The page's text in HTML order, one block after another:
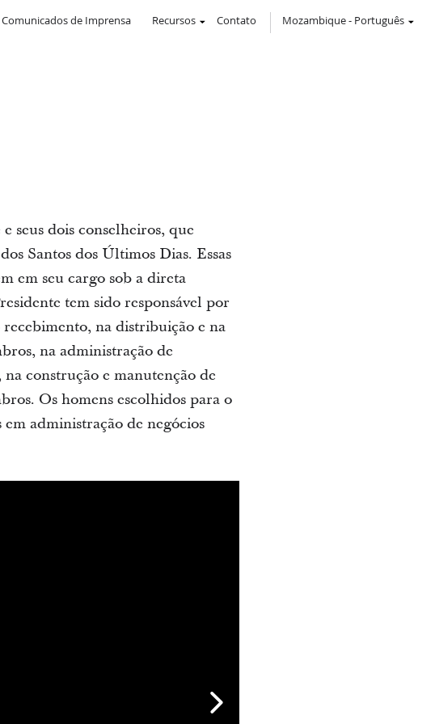
Comunicados de Imprensa Recursos Contato Mozambique- Português
seus dois conselheiros, que
Santos dos Últimos Dias. Essas
em seu cargo sob a direta
tem sido responsável por
na distribuição e na
na administração de
construção e manutenção de
Os homens escolhidos para o
administração de negócios